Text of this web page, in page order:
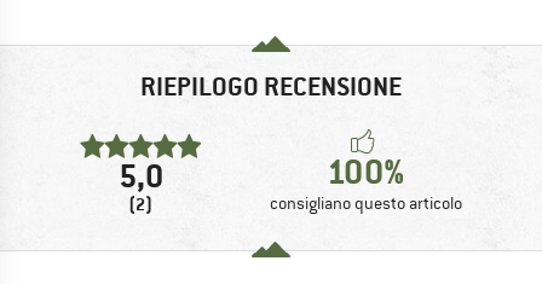
RIEPILOGO RECENSIONE
5,0
(2)
100%
consigliano questo articolo